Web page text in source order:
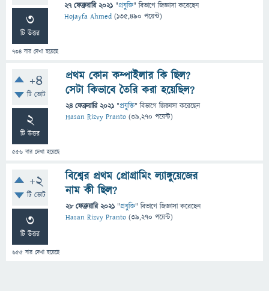
3
টি উত্তর
734 বার দেখা হয়েছে
27 ফেব্রুয়ারি 2021 "প্রযুক্তি" বিভাগে জিজ্ঞাসাকরেছেন
Hojayfa Ahmed (135,490 পয়েন্ট)
+4
টি ভোট
2
টি উত্তর
556 বার দেখা হয়েছে
প্রথম কোন কম্পাইলার কি ছিল?
সেটা কিভাবে তৈরি করা হয়েছিল?
24 ফেব্রুয়ারি 2021 "প্রযুক্তি" বিভাগে জিজ্ঞাসাকরেছেন
Hasan Rizvy Pranto (39,270 পয়েন্ট)
+2
টি ভোট
3
টি উত্তর
655 বার দেখা হয়েছে
বিশ্বের প্রথম প্রোগ্রামিং ল্যাঙ্গুয়েজের
নাম কী ছিল?
28 ফেব্রুয়ারি 2021 "প্রযুক্তি" বিভাগে জিজ্ঞাসাকরেছেন
Hasan Rizvy Pranto (39,270 পয়েন্ট)